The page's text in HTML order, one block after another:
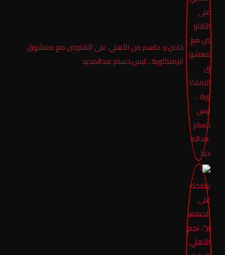
خاص رد حاسم من الأهلي على التفاوض مع معشوق
الزملكاوية .. ليس حسام عبدالمجيد